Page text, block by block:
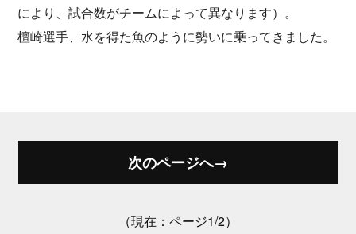
により、試合数がチームによって異なります）。
檀崎選手、水を得た魚のように勢いに乗ってきました。
次のページへ→
（現在：ページ1/2）